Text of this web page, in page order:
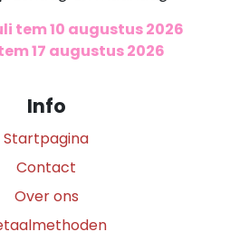
tem 10 augustus 2026
17 augustus 2026
Info
Startpagina
Contact
Over ons